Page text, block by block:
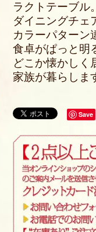
ラクトテーブル
ダイニングチェ
カラーパターン
食卓がぱっと明
どこか懐かしく
家族が暮らしま
Save